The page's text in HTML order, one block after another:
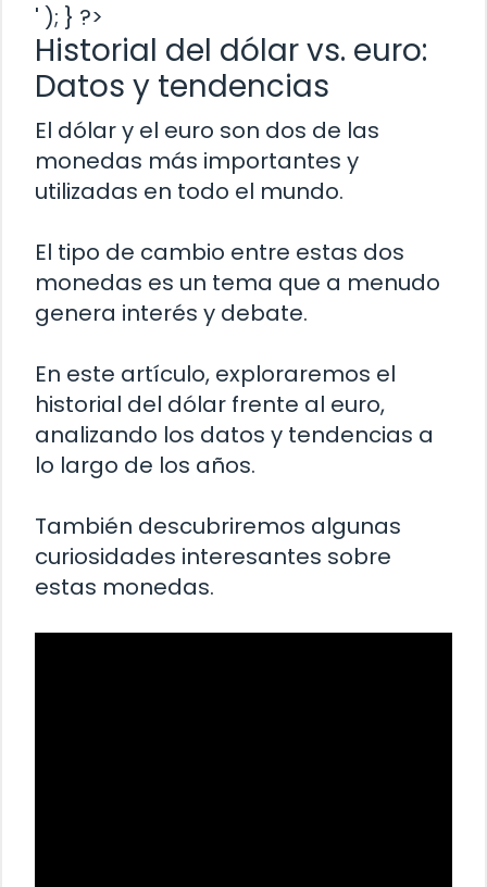
' ); } ?>
Historial del dólar vs. euro:
Datos y tendencias
El dólar y el euro son dos de las
monedas más importantes y
utilizadas en todo el mundo.
El tipo de cambio entre estas dos
monedas es un tema que a menudo
genera interés y debate.
En este artículo, exploraremos el
historial del dólar frente al euro,
analizando los datos y tendencias a
lo largo de los años.
También descubriremos algunas
curiosidades interesantes sobre
estas monedas.